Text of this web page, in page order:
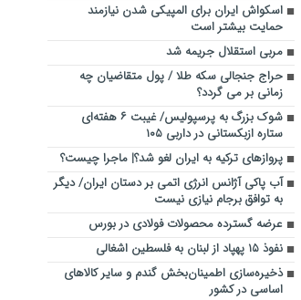
اسکواش ایران برای المپیکی شدن نیازمند
حمایت بیشتر است
مربی استقلال جریمه شد
حراج جنجالی سکه طلا / پول متقاضیان چه
زمانی بر می گردد؟
شوک بزرگ به پرسپولیس/ غیبت ۶ هفته‌ای
ستاره ازبکستانی در داربی ۱۰۵
پروازهای ترکیه به ایران لغو شد؟| ماجرا چیست؟
آب پاکی آژانس انرژی اتمی بر دستان ایران/ دیگر
به توافق برجام نیازی نیست
عرضه گسترده محصولات فولادی در بورس
نفوذ ۱۵ پهپاد از لبنان به فلسطین اشغالی
ذخیره‌سازی اطمینان‌بخش گندم و سایر کالاهای
اساسی در کشور